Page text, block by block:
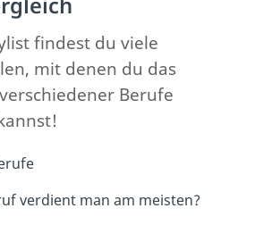
findest du viele
mit denen du das
Berufe
verdient man am meisten?